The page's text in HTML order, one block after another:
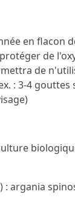
en flacon
de
de
: 3-4 gouttes
: argania